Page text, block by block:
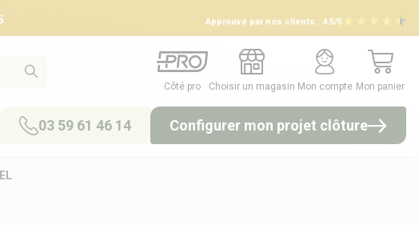
Approuvé par nos clients : 4.5/5
Côté pro
Côté pro
Choisir un magasin
Choisir un magasin
Mon compte
Mon compte
Mon panier
Mon panier
03 59 61 46 14 Configurer mon projet clôture